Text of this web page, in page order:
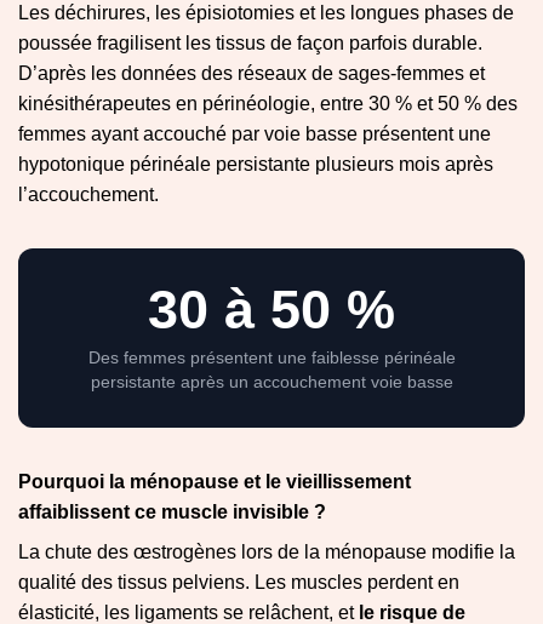
Les déchirures, les épisiotomies et les longues phases de
poussée fragilisent les tissus de façon parfois durable.
D’après les données des réseaux de sages-femmes et
kinésithérapeutes en périnéologie, entre 30 % et 50 % des
femmes ayant accouché par voie basse présentent une
hypotonique périnéale persistante plusieurs mois après
l’accouchement.
30 à 50 %
Des femmes présentent une faiblesse périnéale
persistante après un accouchement voie basse
Pourquoi la ménopause et le vieillissement
affaiblissent ce muscle invisible ?
La chute des œstrogènes lors de la ménopause modifie la
qualité des tissus pelviens. Les muscles perdent en
élasticité, les ligaments se relâchent, et le risque de